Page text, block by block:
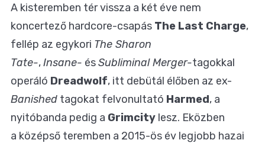
A kisteremben tér vissza a két éve nem
koncertező hardcore-csapás The Last Charge,
fellép az egykori The Sharon
Tate-,Insane- ésSubliminal Merger-tagokkal
operáló Dreadwolf, itt debütál élőben az ex-
Banished tagokat felvonultató Harmed, a
nyitóbanda pedig a Grimcity lesz. Eközben
a középső teremben a 2015-ös év legjobb hazai